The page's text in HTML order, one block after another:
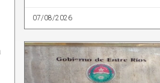
07/08/2026